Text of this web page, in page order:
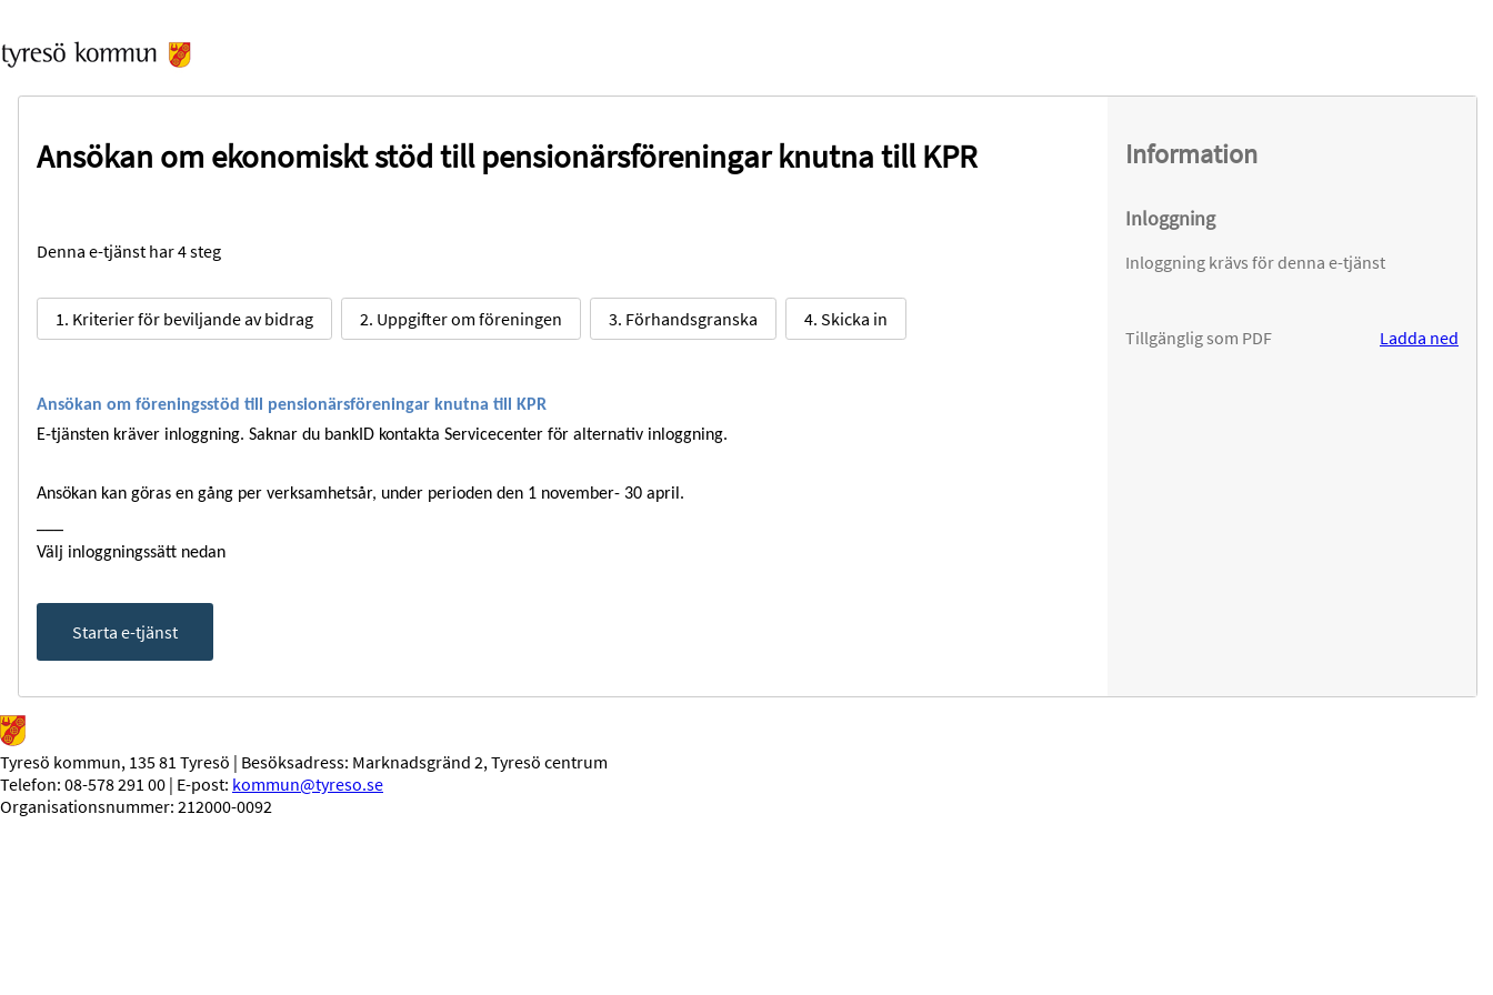
Ansökan om ekonomiskt stöd till pensionärsföreningar knutna till KPR
Denna e-tjänst har 4 steg
1. Kriterier för beviljande av bidrag 2. Uppgifter om föreningen 3. Förhandsgranska 4. Skicka in
Ansökan om föreningsstöd till pensionärsföreningar knutna till KPR
E-tjänsten kräver inloggning. Saknar du bankID kontakta Servicecenter för alternativ inloggning.
Ansökan kan göras en gång per verksamhetsår, under perioden den 1 november- 30 april.
Välj inloggningssätt nedan
Starta e-tjänst
Information
Inloggning
Inloggning krävs för denna e-tjänst
Tillgänglig som PDF Ladda ned
Tyresö kommun, 135 81 Tyresö | Besöksadress: Marknadsgränd 2, Tyresö centrum
Telefon: 08-578 291 00 | E-post: kommun@tyreso.se
Organisationsnummer: 212000-0092